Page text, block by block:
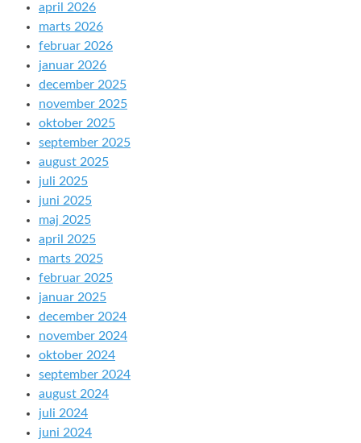
april 2026
marts 2026
februar 2026
januar 2026
december 2025
november 2025
oktober 2025
september 2025
august 2025
juli 2025
juni 2025
maj 2025
april 2025
marts 2025
februar 2025
januar 2025
december 2024
november 2024
oktober 2024
september 2024
august 2024
juli 2024
juni 2024